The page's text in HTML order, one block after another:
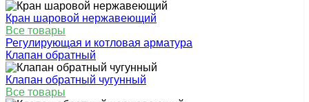
Кран шаровой нержавеющий
Все товары
Регулирующая и котловая арматура
Клапан обратный
Клапан обратный чугунный
Все товары